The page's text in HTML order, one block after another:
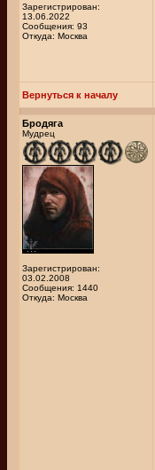
Зарегистрирован:
13.06.2022
Сообщения: 93
Откуда: Москва
Вернуться к началу
Бродяга
Мудрец
Зарегистрирован:
03.02.2008
Сообщения: 1440
Откуда: Москва